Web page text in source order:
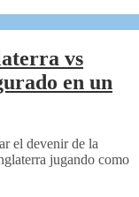
vs
en un
el devenir de la
jugando como